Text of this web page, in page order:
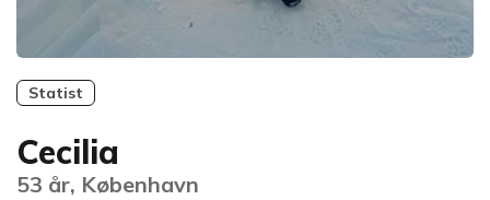
Statist
Cecilia
53 år, København